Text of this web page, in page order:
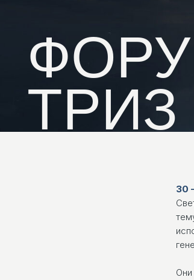
ТРИЗ
30
Они